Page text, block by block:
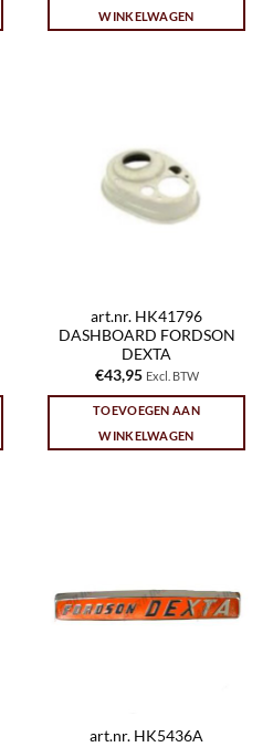
WINKELWAGEN
art.nr. HK41796
DASHBOARD FORDSON
DEXTA
€43,95 Excl. BTW
TOEVOEGEN AAN
WINKELWAGEN
art.nr. HK5436A